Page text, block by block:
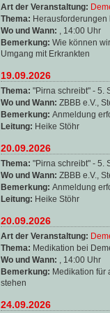
Art der Veranstaltung:
Thema: Herausforderungen
Wo und Wann:
, 14:00 Uhr
Bemerkung: Wie können
Umgang mit Erkrankten
19.09.2026
Thema: "Pirna schreibt" - 5.
Wo und Wann: ZBBB e.V.,
Bemerkung: Anmeldung
Leitung: Heike Stöhr
20.09.2026
Thema: "Pirna schreibt" - 5.
Wo und Wann: ZBBB e.V.,
Bemerkung: Anmeldung
Leitung: Heike Stöhr
20.09.2026
Art der Veranstaltung:
Thema: Medikation bei
Wo und Wann:
, 14:00 Uhr
Bemerkung: Medikation für
stehen
24.09.2026